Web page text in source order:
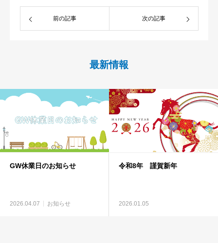
前の記事 次の記事
最新情報
GW休業日のお知らせ
2026.04.07 お知らせ
令和8年 謹賀新年
2026.01.05